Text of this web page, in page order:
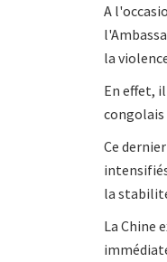
A
la
En effet,
congolais
Ce
la
La Chine